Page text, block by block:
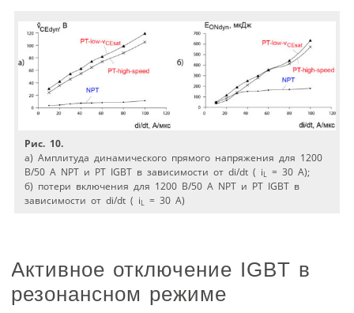
Рис. 10.
а) Амплитуда динамического прямого напряжения для 1200
В/50 А NPT и РТ IGBT в зависимости от di/dt ( iL = 30 A);
б) потери включения для 1200 В/50 А NPT и РТ IGBT в
зависимости от di/dt ( iL = 30 A)
Активное отключение IGBT в
резонансном режиме